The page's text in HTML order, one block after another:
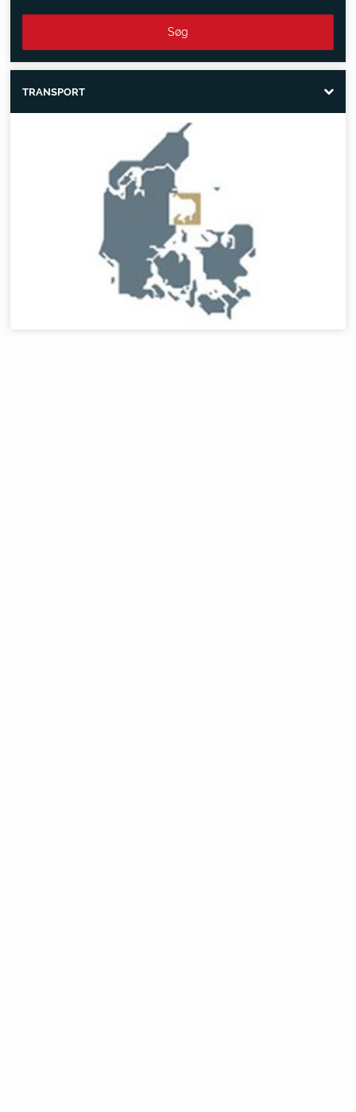
Søg
TRANSPORT